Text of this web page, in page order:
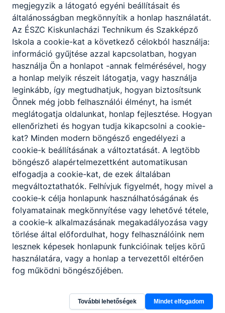
Partnereink
megjegyzik a látogató egyéni beállításait és
általánosságban megkönnyítik a honlap használatát.
Az ÉSZC Kiskunlacházi Technikum és Szakképző
Iskola a cookie-kat a következő célokból használja:
információ gyűjtése azzal kapcsolatban, hogyan
használja Ön a honlapot -annak felmérésével, hogy
a honlap melyik részeit látogatja, vagy használja
leginkább, így megtudhatjuk, hogyan biztosítsunk
Önnek még jobb felhasználói élményt, ha ismét
meglátogatja oldalunkat, honlap fejlesztése. Hogyan
ellenőrizheti és hogyan tudja kikapcsolni a cookie-
kat? Minden modern böngésző engedélyezi a
cookie-k beállításának a változtatását. A legtöbb
böngésző alapértelmezettként automatikusan
elfogadja a cookie-kat, de ezek általában
megváltoztathatók. Felhívjuk figyelmét, hogy mivel a
cookie-k célja honlapunk használhatóságának és
folyamatainak megkönnyítése vagy lehetővé tétele,
a cookie-k alkalmazásának megakadályozása vagy
törlése által előfordulhat, hogy felhasználóink nem
lesznek képesek honlapunk funkcióinak teljes körű
használatára, vagy a honlap a tervezettől eltérően
fog működni böngészőjében.
További lehetőségek Mindet elfogadom